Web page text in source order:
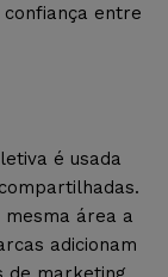
entre
é usada
área a
adicionam